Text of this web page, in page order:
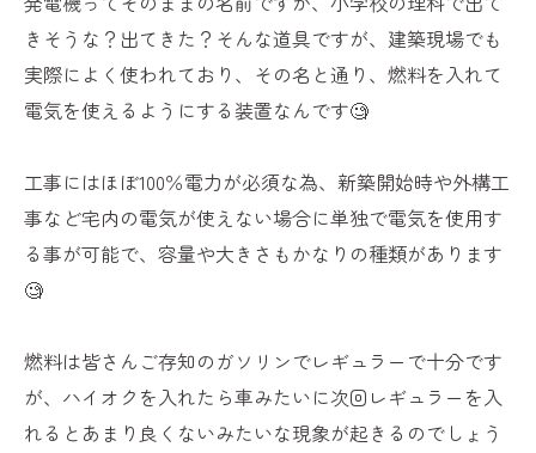
きそうな？出てきた？そんな道具ですが、建築現場でも
実際によく使われており、その名と通り、燃料を入れて
電気を使えるようにする装置なんです🧐
工事にはほぼ100％電力が必須な為、新築開始時や外構工
事など宅内の電気が使えない場合に単独で電気を使用す
る事が可能で、容量や大きさもかなりの種類があります
🧐
燃料は皆さんご存知のガソリンでレギュラーで十分です
が、ハイオクを入れたら車みたいに次回レギュラーを入
れるとあまり良くないみたいな現象が起きるのでしょう